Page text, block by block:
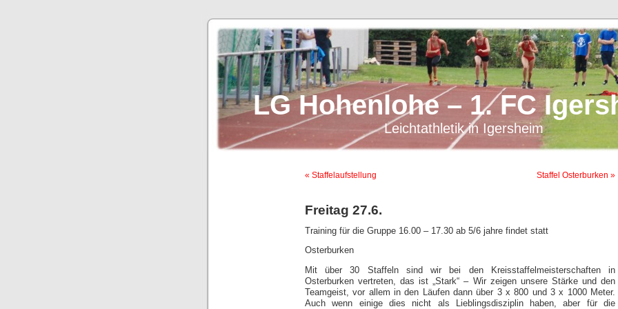
LG Hohenlohe – 1. FC
Leichtathletik in Igersheim
« Staffelaufstellung Staffel Osterburken »
Freitag 27.6.
Training für die Gruppe 16.00 – 17.30 ab 5/6 jahre findet statt
Osterburken
Mit über 30 Staffeln sind wir bei den Kreisstaffelmeisterschaften in
Osterburken vertreten, das ist „Stark“ – Wir zeigen unsere Stärke und den
Teamgeist, vor allem in den Läufen dann über 3 x 800 und 3 x 1000 Meter.
Auch wenn einige dies nicht als Lieblingsdisziplin haben, aber für die